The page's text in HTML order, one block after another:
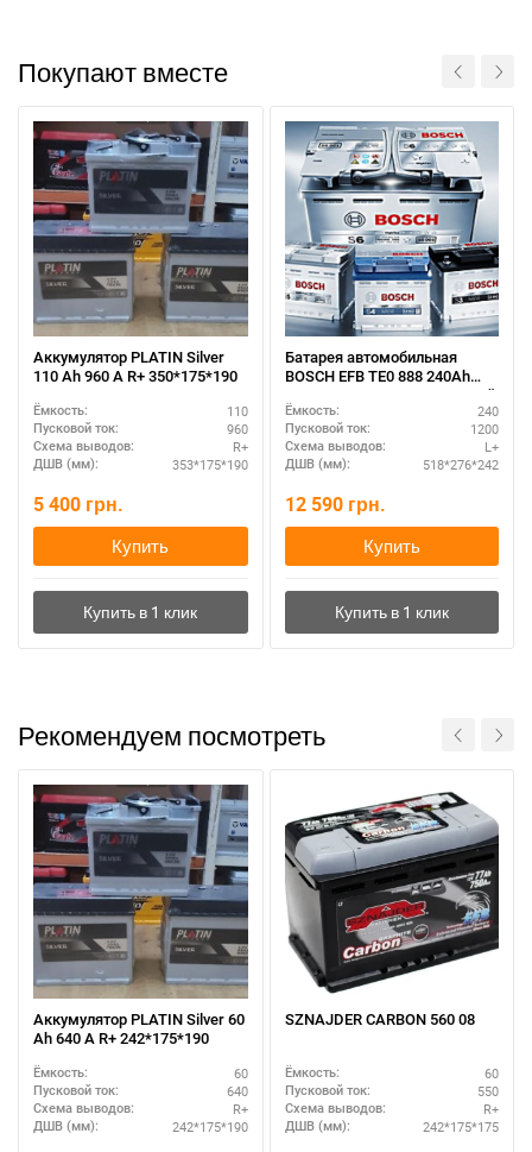
Покупают вместе
Аккумулятор PLATIN Silver
110 Ah 960 A R+ 350*175*190
Ёмкость: 110
Пусковой ток: 960
Схема выводов: R+
ДШВ (мм): 353*175*190
5 400 грн.
Купить
Батарея автомобильная
BOSCH EFB TE0 888 240Ah
полярность L+ – для тяжелой
техники
Ёмкость: 240
Пусковой ток: 1200
Схема выводов: L+
ДШВ (мм): 518*276*242
12 590 грн.
Купить
Рекомендуем посмотреть
Аккумулятор PLATIN Silver 60
Ah 640 A R+ 242*175*190
Ёмкость: 60
Пусковой ток: 640
Схема выводов: R+
ДШВ (мм): 242*175*190
SZNAJDER CARBON 560 08
Ёмкость: 60
Пусковой ток: 550
Схема выводов: R+
ДШВ (мм): 242*175*175
При отсутствии связи - пишите, звоните в Viber /
Telegram (093) 600-51-11
Написать в Viber Написать в Telegram